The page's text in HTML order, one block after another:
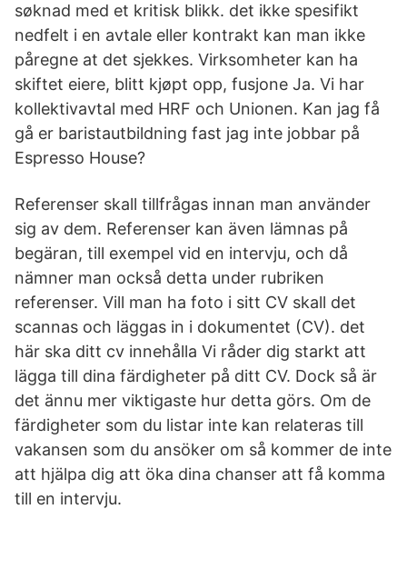
søknad med et kritisk blikk. det ikke spesifikt
nedfelt i en avtale eller kontrakt kan man ikke
påregne at det sjekkes. Virksomheter kan ha
skiftet eiere, blitt kjøpt opp, fusjone Ja. Vi har
kollektivavtal med HRF och Unionen. Kan jag få
gå er baristautbildning fast jag inte jobbar på
Espresso House?
Referenser skall tillfrågas innan man använder
sig av dem. Referenser kan även lämnas på
begäran, till exempel vid en intervju, och då
nämner man också detta under rubriken
referenser. Vill man ha foto i sitt CV skall det
scannas och läggas in i dokumentet (CV). det
här ska ditt cv innehålla Vi råder dig starkt att
lägga till dina färdigheter på ditt CV. Dock så är
det ännu mer viktigaste hur detta görs. Om de
färdigheter som du listar inte kan relateras till
vakansen som du ansöker om så kommer de inte
att hjälpa dig att öka dina chanser att få komma
till en intervju.